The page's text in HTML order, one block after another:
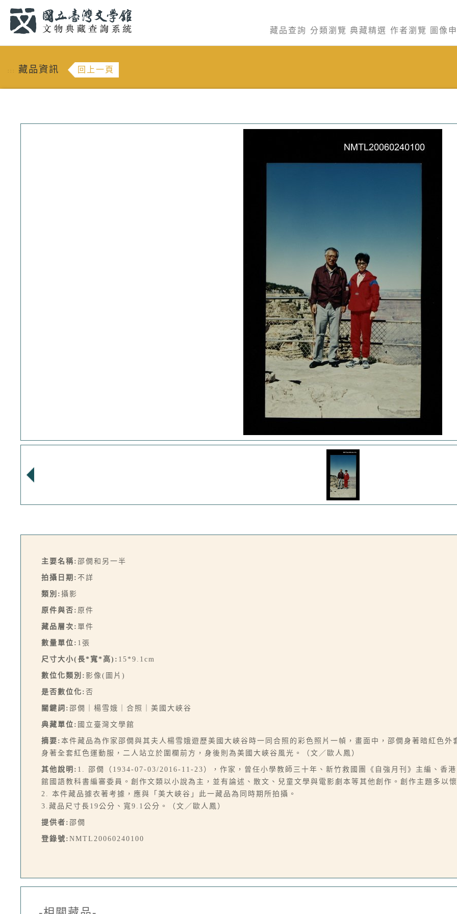
藏品查詢 分類瀏覽 典藏精選 作者瀏覽 圖像
::: 藏品資訊 回上一頁
主要名稱: 邵僩和另一半
拍攝日期: 不詳
類別: 攝影
原件與否: 原件
藏品層次: 單件
數量單位: 1張
尺寸大小(長*寬*高): 15*9.1cm
數位化類別: 影像(圖片)
是否數位化: 否
關鍵詞: 邵僩｜楊雪娥｜合照｜美國大峽谷
典藏單位: 國立臺灣文學館
摘要: 本件藏品為作家邵僩與其夫人楊雪娥遊歷美國大峽谷時一同合照的彩色照片一幀，畫面中，邵僩身著暗紅色
身著全套紅色運動服，二人站立於圍欄前方，身後則為美國大峽谷風光。（文／歐人鳳）
其他說明: 1. 邵僩（1934-07-03/2016-11-23），作家，曾任小學教師三十年、新竹救國團《自強月刊》主編、香
館國語教科書編審委員。創作文類以小說為主，並有論述、散文、兒童文學與電影劇本等其他創作。創作主題多以
2. 本件藏品據衣著考據，應與「美大峽谷」此一藏品為同時期所拍攝。
3.藏品尺寸長19公分、寬9.1公分。（文／歐人鳳）
提供者: 邵僩
登錄號: NMTL20060240100